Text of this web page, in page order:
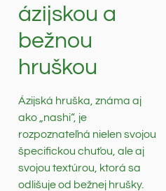
ázijskou a
bežnou
hruškou
Ázijská hruška, známa aj
ako „nashi“, je
rozpoznateľná nielen svojou
špecifickou chuťou, ale aj
svojou textúrou, ktorá sa
odlišuje od bežnej hrušky.